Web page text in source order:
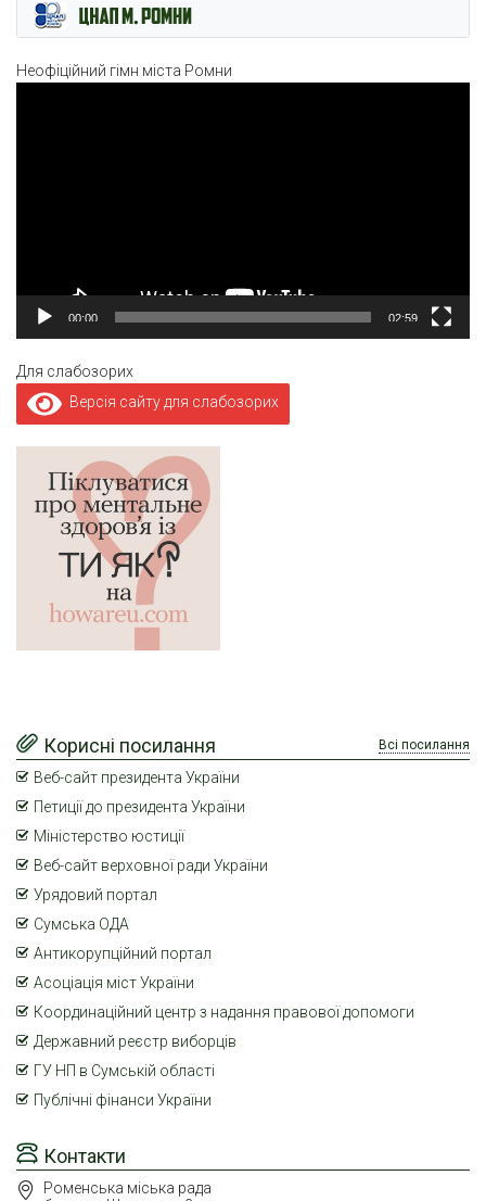
Неофіційний гімн міста Ромни
00:00 02:59
Для слабозорих
Версія сайту для слабозорих
Контакти
Роменська міська рада
Корисні посилання Всі посилання
Веб-сайт президента України
Петиції до президента України
Міністерство юстиції
Веб-сайт верховної ради України
Урядовий портал
Сумська ОДА
Антикорупційний портал
Асоціація міст України
Координаційний центр з надання правової допомоги
Державний реєстр виборців
ГУ НП в Сумській області
Публічні фінанси України